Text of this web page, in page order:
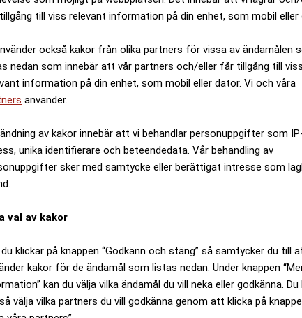
till viss relevant information på din enhet, som mobil eller
också kakor från olika partners för vissa av ändamålen
nedan som innebär att vår partners och/eller får tillgång till viss
information på din enhet, som mobil eller dator. Vi och våra
använder.
av kakor innebär att vi behandlar personuppgifter som
unika identifierare och beteendedata. Vår behandling av
sker med samtycke eller berättigat intresse som
val av kakor
klickar på knappen “Godkänn och stäng” så samtycker du till
kakor för de ändamål som listas nedan. Under knappen
kan du välja vilka ändamål du vill neka eller godkänna. Du
välja vilka partners du vill godkänna genom att klicka på